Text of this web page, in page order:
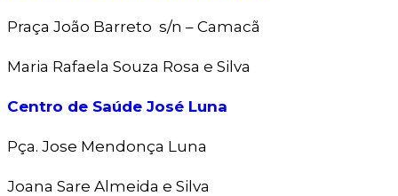
Praça João Barreto s/n – Camacã
Maria Rafaela Souza Rosa e Silva
Centro de Saúde José Luna
Pça. Jose Mendonça Luna
Joana Sare Almeida e Silva